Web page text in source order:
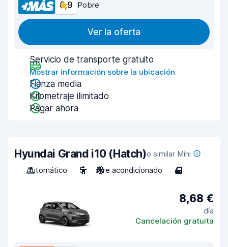
6,9 Pobre
Ver la oferta
Servicio de transporte gratuito
Mostrar información sobre la ubicación
Fianza media
Kilometraje ilimitado
Pagar ahora
Hyundai Grand i10 (Hatch)o similar Mini
Automático
5 Aire acondicionado 4
8,68 €
día
Cancelación gratuita